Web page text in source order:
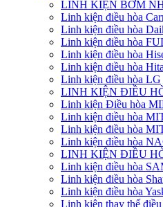
LINH KIỆN BƠM
Linh kiện điều hòa
Linh kiện điều hòa
Linh kiện điều hòa
Linh kiện điều hòa
Linh kiện điều hòa
Linh kiện điều hòa LG
LINH KIỆN ĐIỀU
Linh kiện Điều hòa
Linh kiện điều hòa
Linh kiện điều hòa
Linh kiện điều hòa
LINH KIỆN ĐIỀU
Linh kiện điều hòa
Linh kiện điều hòa
Linh kiện điều hòa
Linh kiện thay thế điều